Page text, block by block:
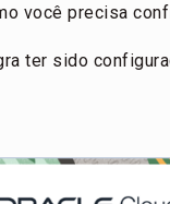
você precisa
ter sido